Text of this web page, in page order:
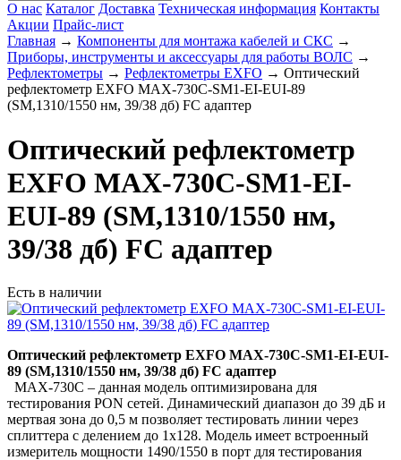
О нас Каталог Доставка Техническая информация Контакты
Акции Прайс-лист
Главная → Компоненты для монтажа кабелей и СКС →
Приборы, инструменты и аксессуары для работы ВОЛС →
Рефлектометры → Рефлектометры EXFO → Оптический
рефлектометр EXFO MAX-730C-SM1-EI-EUI-89
(SM,1310/1550 нм, 39/38 дб) FC адаптер
Оптический рефлектометр
EXFO MAX-730C-SM1-EI-
EUI-89 (SM,1310/1550 нм,
39/38 дб) FC адаптер
Есть в наличии
Оптический рефлектометр EXFO MAX-730C-SM1-EI-EUI-
89 (SM,1310/1550 нм, 39/38 дб) FC адаптер
MAX-730C – данная модель оптимизирована для
тестирования PON сетей. Динамический диапазон до 39 дБ и
мертвая зона до 0,5 м позволяет тестировать линии через
сплиттера с делением до 1х128. Модель имеет встроенный
измеритель мощности 1490/1550 в порт для тестирования